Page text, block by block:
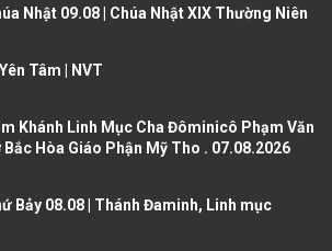
u
p
g
g
Nhật 09.08 | Chúa Nhật XIX Thường Niên
Tâm | NVT
Khánh Linh Mục Cha Đôminicô Phạm Văn
Bắc Hòa Giáo Phận Mỹ Tho . 07.08.2026
Bảy 08.08 | Thánh Đaminh, Linh mục